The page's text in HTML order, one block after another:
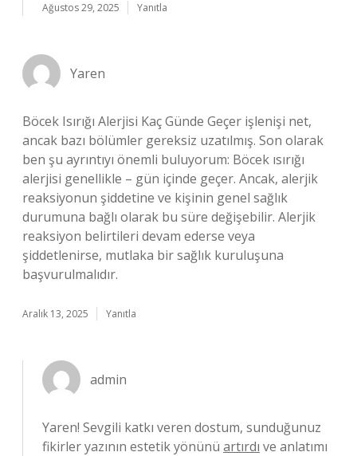
Ağustos 29, 2025 Yanıtla
Yaren
Böcek Isırığı Alerjisi Kaç Günde Geçer işlenişi net,
ancak bazı bölümler gereksiz uzatılmış. Son olarak
ben şu ayrıntıyı önemli buluyorum: Böcek ısırığı
alerjisi genellikle – gün içinde geçer. Ancak, alerjik
reaksiyonun şiddetine ve kişinin genel sağlık
durumuna bağlı olarak bu süre değişebilir. Alerjik
reaksiyon belirtileri devam ederse veya
şiddetlenirse, mutlaka bir sağlık kuruluşuna
başvurulmalıdır.
Aralık 13, 2025 Yanıtla
admin
Yaren! Sevgili katkı veren dostum, sunduğunuz
fikirler yazının estetik yönünü artırdı ve anlatımı